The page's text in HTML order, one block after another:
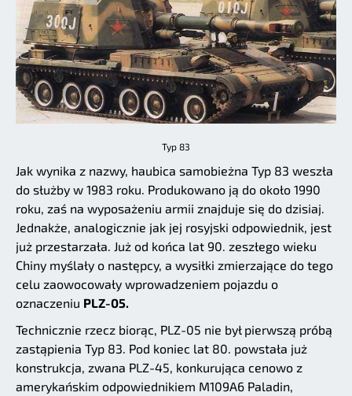
Typ 83
Jak wynika z nazwy, haubica samobieżna Typ 83 weszła
do służby w 1983 roku. Produkowano ją do około 1990
roku, zaś na wyposażeniu armii znajduje się do dzisiaj.
Jednakże, analogicznie jak jej rosyjski odpowiednik, jest
już przestarzała. Już od końca lat 90. zeszłego wieku
Chiny myślały o następcy, a wysiłki zmierzające do tego
celu zaowocowały wprowadzeniem pojazdu o
oznaczeniu PLZ-05.
Technicznie rzecz biorąc, PLZ-05 nie był pierwszą próbą
zastąpienia Typ 83. Pod koniec lat 80. powstała już
konstrukcja, zwana PLZ-45, konkurująca cenowo z
amerykańskim odpowiednikiem M109A6 Paladin,